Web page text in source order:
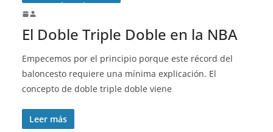
El Doble Triple Doble en la NBA
Empecemos por el principio porque este récord del
baloncesto requiere una mínima explicación. El
concepto de doble triple doble viene
Leer más